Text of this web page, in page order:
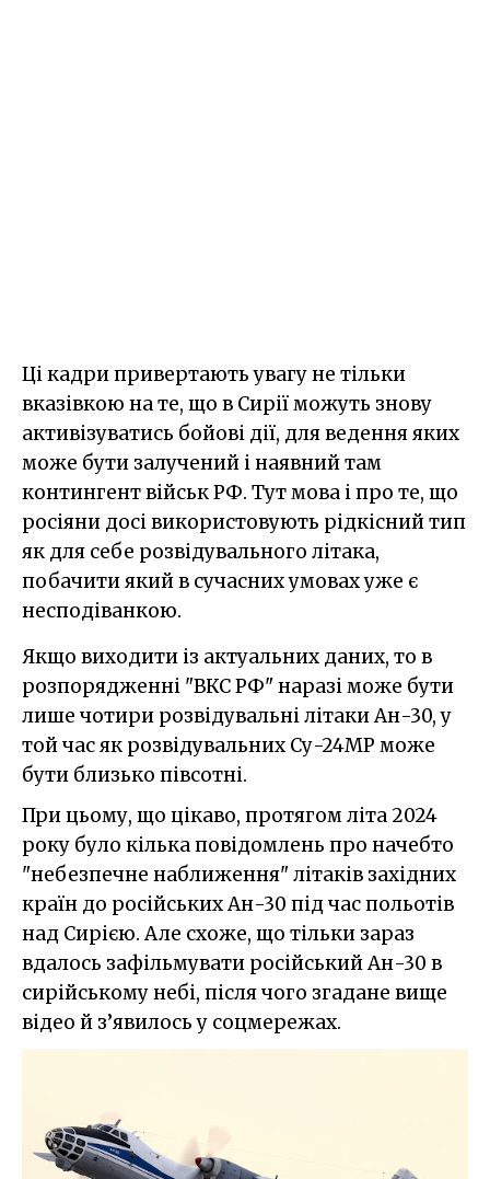
Ці кадри привертають увагу не тільки
вказівкою на те, що в Сирії можуть знову
активізуватись бойові дії, для ведення яких
може бути залучений і наявний там
контингент військ РФ. Тут мова і про те, що
росіяни досі використовують рідкісний тип
як для себе розвідувального літака,
побачити який в сучасних умовах уже є
несподіванкою.
Якщо виходити із актуальних даних, то в
розпорядженні "ВКС РФ" наразі може бути
лише чотири розвідувальні літаки Ан-30, у
той час як розвідувальних Су-24МР може
бути близько півсотні.
При цьому, що цікаво, протягом літа 2024
року було кілька повідомлень про начебто
"небезпечне наближення" літаків західних
країн до російських Ан-30 під час польотів
над Сирією. Але схоже, що тільки зараз
вдалось зафільмувати російський Ан-30 в
сирійському небі, після чого згадане вище
відео й з’явилось у соцмережах.